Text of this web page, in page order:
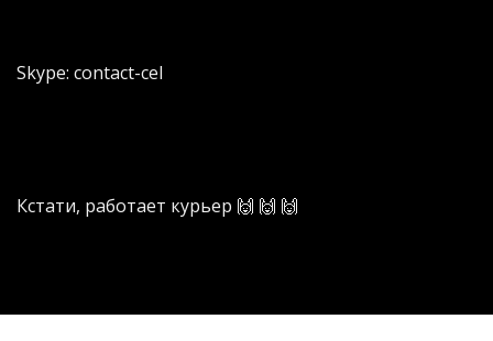
Skype: contact-cel
Кстати, работает курьер 🙌 🙌 🙌